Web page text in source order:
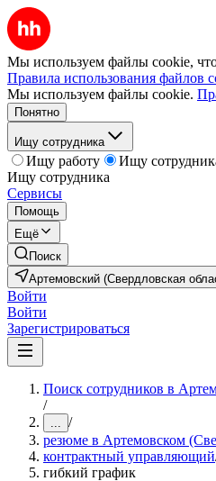
Мы используем файлы cookie,
Правила использования файлов
Мы используем файлы cookie.
Понятно
Ищу сотрудника
Ищу работу
Ищу
Ищу сотрудника
Сервисы
Помощь
Ещё
Поиск
Артемовский (Свердловская
Войти
Войти
Зарегистрироваться
Поиск сотрудников в
/
... /
резюме в Артемовском
контрактный управляющий
гибкий график